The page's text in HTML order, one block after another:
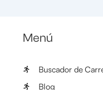
Menú
Buscador de
Blog